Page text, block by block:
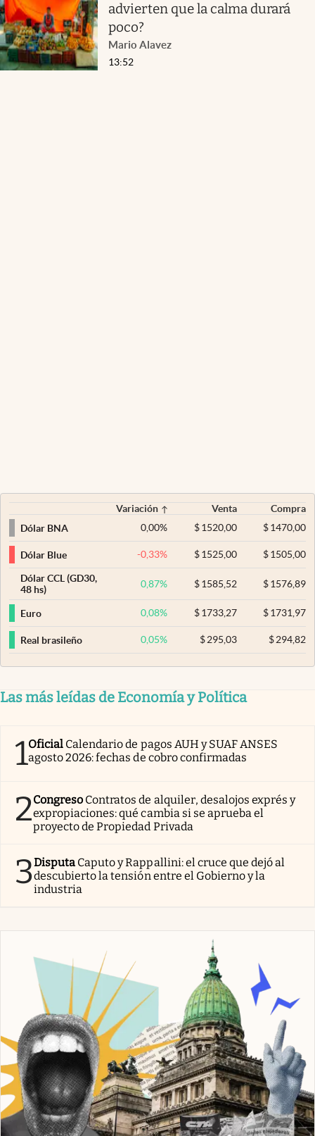
advierten que la calma durará
poco?
Mario Alavez
13:52
Variación Venta
Compra
Dólar BNA
0,00% $ 1520,00 $1470,00
Dólar Blue -0,33% $ 1525,00 $1505,00
Dólar CCL (GD30,
48 hs)
0,87% $ 1585,52 $1576,89
Euro 0,08% $ 1733,27 $1731,97
Real brasileño 0,05% $295,03 $294,82
Las más leídas de Economía y Política
1Oficial Calendario de pagos AUH y SUAF ANSES
agosto 2026: fechas de cobro confirmadas
2Congreso Contratos de alquiler, desalojos exprés y
expropiaciones: qué cambia si se aprueba el
proyecto de Propiedad Privada
3Disputa Caputo y Rappallini: el cruce que dejó al
descubierto la tensión entre el Gobierno y la
industria